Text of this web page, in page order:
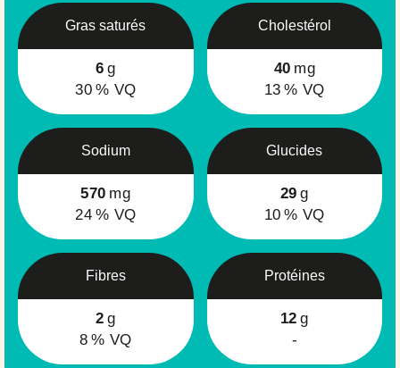
Gras saturés
6 g
30 % VQ
Cholestérol
40 mg
13 % VQ
Sodium
570 mg
24 % VQ
Glucides
29 g
10 % VQ
Fibres
2 g
8 % VQ
Protéines
12 g
-